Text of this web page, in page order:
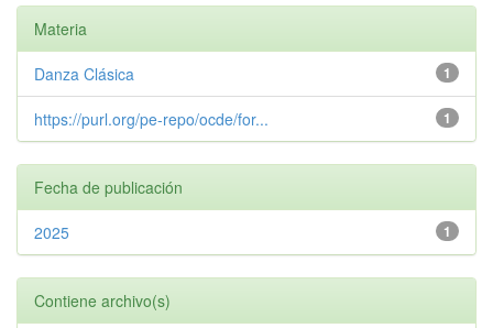
Materia
1
Danza Clásica
1
https://purl.org/pe-repo/ocde/for...
Fecha de publicación
1
2025
Contiene archivo(s)